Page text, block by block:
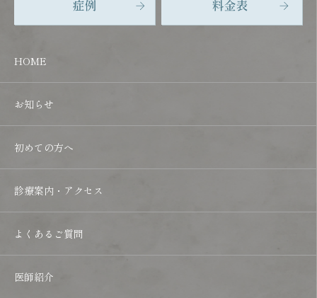
HOME
お知らせ
初めての方へ
診療案内・アクセス
よくあるご質問
医師紹介